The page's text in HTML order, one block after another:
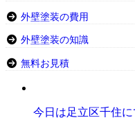
外壁塗装の費用
外壁塗装の知識
無料お見積
今日は足立区千住に